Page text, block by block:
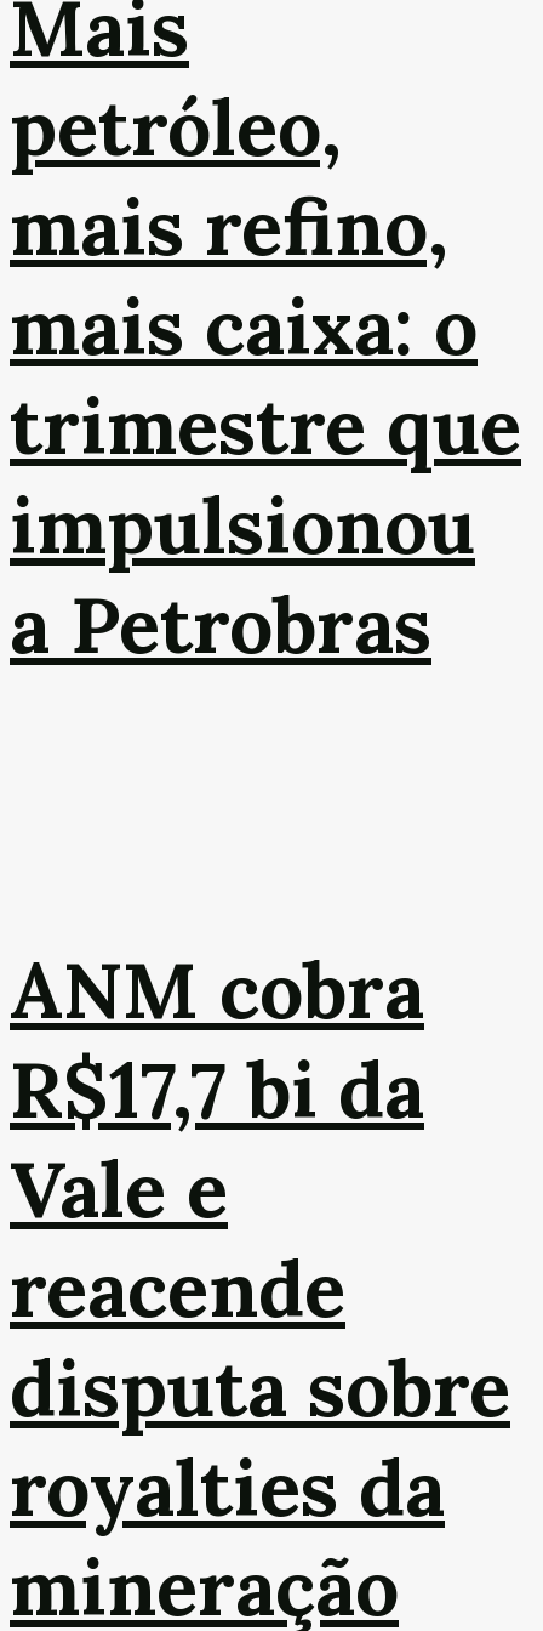
Mais
petróleo,
mais refino,
mais caixa: o
trimestre que
impulsionou
a Petrobras
ANM cobra
R$17,7 bi da
Vale e
reacende
disputa sobre
royalties da
mineração